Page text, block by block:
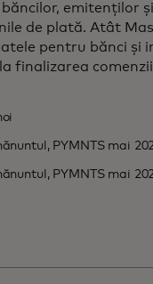
emitenților
de plată. Atât
pentru bănci
la
PYMNTS mai
PYMNTS mai